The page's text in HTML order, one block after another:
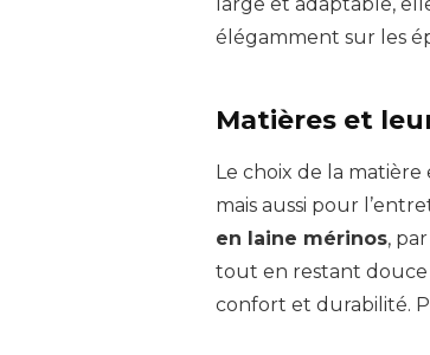
élégamment sur les
Matières et
Le choix de la
mais aussi pour
en laine mérinos,
tout en restant
confort et durabilité.